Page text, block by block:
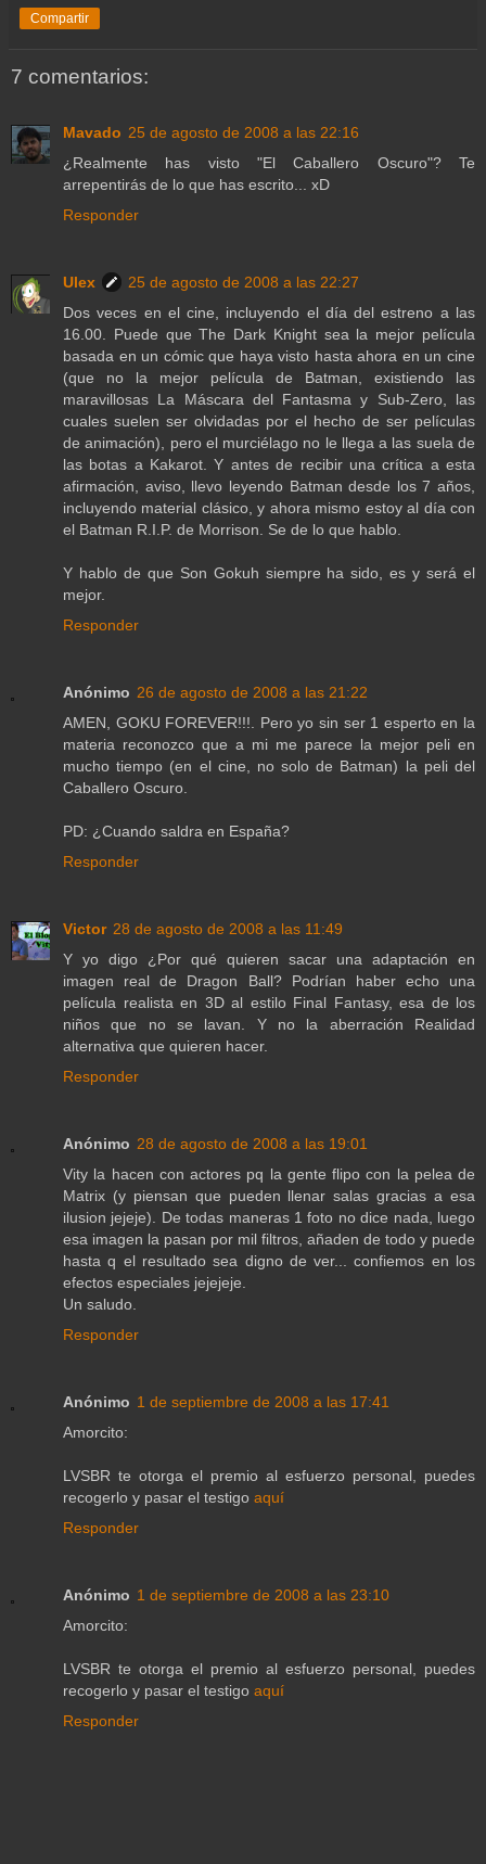
Compartir
7 comentarios:
Mavado 25 de agosto de 2008 a las 22:16
¿Realmente has visto "El Caballero Oscuro"? Te
arrepentirás de lo que has escrito... xD
Responder
Ulex
25 de agosto de 2008 a las 22:27
Dos veces en el cine, incluyendo el día del estreno a las
16.00. Puede que The Dark Knight sea la mejor película
basada en un cómic que haya visto hasta ahora en un cine
(que no la mejor película de Batman, existiendo las
maravillosas La Máscara del Fantasma y Sub-Zero, las
cuales suelen ser olvidadas por el hecho de ser películas
de animación), pero el murciélago no le llega a las suela de
las botas a Kakarot. Y antes de recibir una crítica a esta
afirmación, aviso, llevo leyendo Batman desde los 7 años,
incluyendo material clásico, y ahora mismo estoy al día con
el Batman R.I.P. de Morrison. Se de lo que hablo.
Y hablo de que Son Gokuh siempre ha sido, es y será el
mejor.
Responder
Anónimo 26 de agosto de 2008 a las 21:22
AMEN, GOKU FOREVER!!!. Pero yo sin ser 1 esperto en la
materia reconozco que a mi me parece la mejor peli en
mucho tiempo (en el cine, no solo de Batman) la peli del
Caballero Oscuro.
PD: ¿Cuando saldra en España?
Responder
Victor 28 de agosto de 2008 a las 11:49
Y yo digo ¿Por qué quieren sacar una adaptación en
imagen real de Dragon Ball? Podrían haber echo una
película realista en 3D al estilo Final Fantasy, esa de los
niños que no se lavan. Y no la aberración Realidad
alternativa que quieren hacer.
Responder
Anónimo 28 de agosto de 2008 a las 19:01
Vity la hacen con actores pq la gente flipo con la pelea de
Matrix (y piensan que pueden llenar salas gracias a esa
ilusion jejeje). De todas maneras 1 foto no dice nada, luego
esa imagen la pasan por mil filtros, añaden de todo y puede
hasta q el resultado sea digno de ver... confiemos en los
efectos especiales jejejeje.
Un saludo.
Responder
Anónimo 1 de septiembre de 2008 a las 17:41
Amorcito:
LVSBR te otorga el premio al esfuerzo personal, puedes
recogerlo y pasar el testigo aquí
Responder
Anónimo 1 de septiembre de 2008 a las 23:10
Amorcito:
LVSBR te otorga el premio al esfuerzo personal, puedes
recogerlo y pasar el testigo aquí
Responder